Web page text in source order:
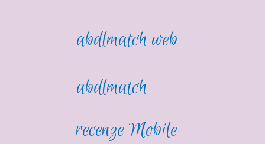
abdlmatch web
abdlmatch-
recenze Mobile